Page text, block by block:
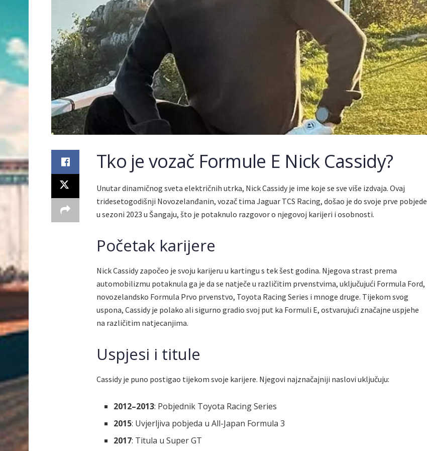
Tko je vozač Formule E Nick Cassidy?
Unutar dinamičnog sveta električnih utrka, Nick Cassidy je ime koje se sve više izdvaja. Ovaj
tridesetogodišnji Novozelanđanin, vozač tima Jaguar TCS Racing, došao je do svoje prve pobjede
u sezoni 2023 u Šangaju, što je potaknulo razgovor o njegovoj karijeri i osobnosti.
Početak karijere
Nick Cassidy započeo je svoju karijeru u kartingu s tek šest godina. Njegova strast prema
automobilizmu potaknula ga je da se natječe u različitim prvenstvima, uključujući Formula Ford,
novozelandsko Formula Prvo prvenstvo, Toyota Racing Series i mnoge druge. Tijekom svog
uspona, Cassidy je polako ali sigurno gradio svoj put ka Formuli E, ostvarujući značajne uspjehe
na različitim natjecanjima.
Uspjesi i titule
Cassidy je puno postigao tijekom svoje karijere. Njegovi najznačajniji naslovi uključuju:
2012–2013: Pobjednik Toyota Racing Series
2015: Uvjerljiva pobjeda u All-Japan Formula 3
2017: Titula u Super GT